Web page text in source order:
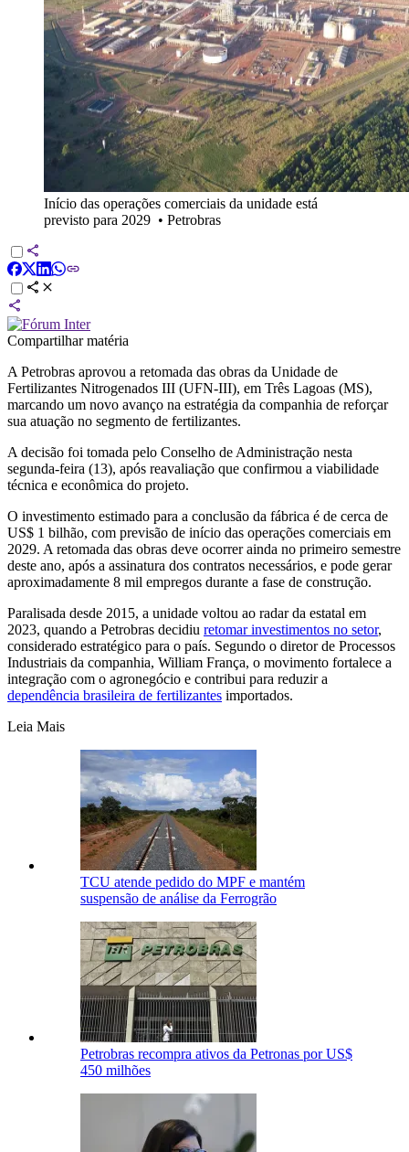
Início das operações comerciais da unidade está
previsto para 2029 • Petrobras
Compartilhar matéria
A Petrobras aprovou a retomada das obras da Unidade de
Fertilizantes Nitrogenados III (UFN-III), em Três Lagoas (MS),
marcando um novo avanço na estratégia da companhia de reforçar
sua atuação no segmento de fertilizantes.
A decisão foi tomada pelo Conselho de Administração nesta
segunda-feira (13), após reavaliação que confirmou a viabilidade
técnica e econômica do projeto.
O investimento estimado para a conclusão da fábrica é de cerca de
US$ 1 bilhão, com previsão de início das operações comerciais em
2029. A retomada das obras deve ocorrer ainda no primeiro semestre
deste ano, após a assinatura dos contratos necessários, e pode gerar
aproximadamente 8 mil empregos durante a fase de construção.
Paralisada desde 2015, a unidade voltou ao radar da estatal em
2023, quando a Petrobras decidiu retomar investimentos no setor,
considerado estratégico para o país. Segundo o diretor de Processos
Industriais da companhia, William França, o movimento fortalece a
integração com o agronegócio e contribui para reduzir a
dependência brasileira de fertilizantes importados.
Leia Mais
TCU atende pedido do MPF e mantém
suspensão de análise da Ferrogrão
Petrobras recompra ativos da Petronas por US$
450 milhões